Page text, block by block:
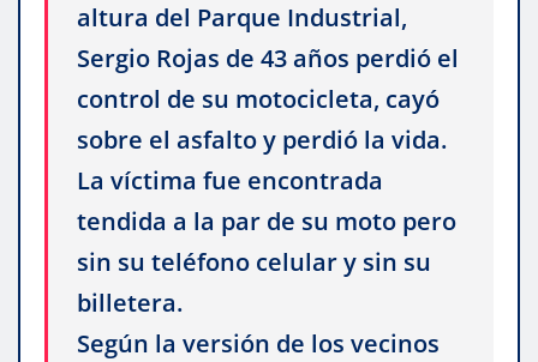
altura del Parque Industrial,
Sergio Rojas de 43 años perdió el
control de su motocicleta, cayó
sobre el asfalto y perdió la vida.
La víctima fue encontrada
tendida a la par de su moto pero
sin su teléfono celular y sin su
billetera.
Según la versión de los vecinos